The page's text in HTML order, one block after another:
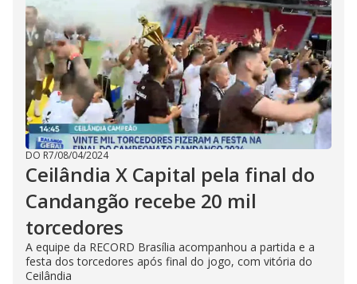
DO R7/08/04/2024
Ceilândia X Capital pela final do
Candangão recebe 20 mil
torcedores
A equipe da RECORD Brasília acompanhou a partida e a
festa dos torcedores após final do jogo, com vitória do
Ceilândia